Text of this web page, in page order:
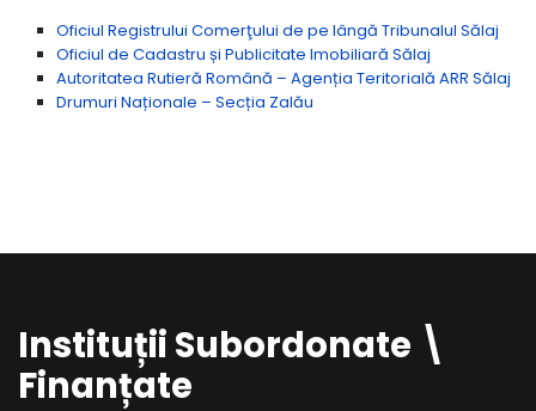
Oficiul Registrului Comerţului de pe lângă Tribunalul Sălaj
Oficiul de Cadastru și Publicitate Imobiliară Sălaj
Autoritatea Rutieră Română – Agenția Teritorială ARR Sălaj
Drumuri Naționale – Secția Zalău
Instituții Subordonate \
Finanțate